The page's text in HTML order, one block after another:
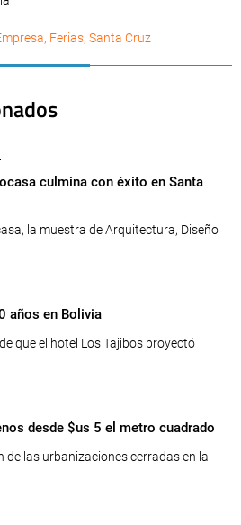
, Ferias, Santa Cruz
culmina con éxito en Santa
la muestra de Arquitectura, Diseño
años en Bolivia
que el hotel Los Tajibos proyectó
desde $us 5 el metro cuadrado
de las urbanizaciones cerradas en la